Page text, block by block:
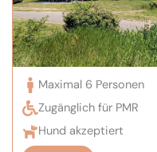
Maximal 6 Personen
Zugänglich für PMR
Hund akzeptiert